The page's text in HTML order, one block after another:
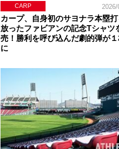
CARP
カープ、自身初のサヨナラ本塁
放ったファビアンの記念Tシャツ
売！勝利を呼び込んだ劇的弾が
に